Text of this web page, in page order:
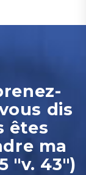
dis
êtes
ma
"v. 43")